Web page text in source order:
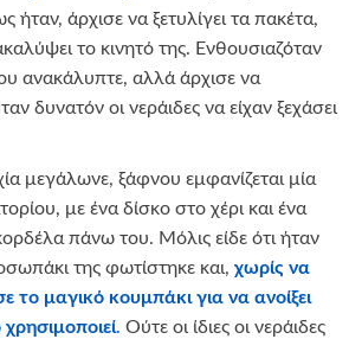
ήταν, άρχισε να ξετυλίγει τα πακέτα,
το κινητό της. Ενθουσιαζόταν
ανακάλυπτε, αλλά άρχισε να
δυνατόν οι νεράιδες να είχαν ξεχάσει
μεγάλωνε, ξάφνου εμφανίζεται μία
με ένα δίσκο στο χέρι και ένα
πάνω του. Μόλις είδε ότι ήταν
της φωτίστηκε και, χωρίς να
το μαγικό κουμπάκι για να ανοίξει
. Ούτε οι ίδιες οι νεράιδες